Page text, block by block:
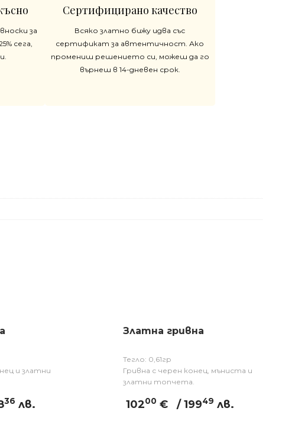
за
сега,
Сертифицирано качество
Всяко златно бижу идва със
сертификат за автентичност. Ако
промениш решението си, можеш да го
върнеш в 14-дневен срок.
и златни
36 лв.
Златна гривна
Тегло: 0,61гр
Гривна с черен конец, мъниста и
златни топчета.
10200 € / 19949 лв.